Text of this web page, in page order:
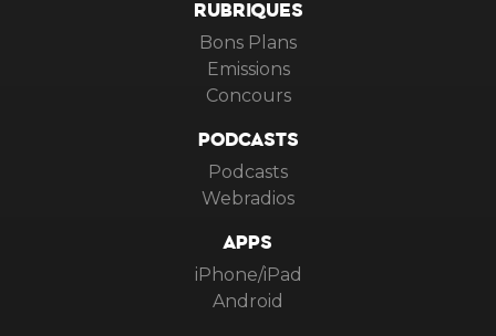
RUBRIQUES
Bons Plans
Emissions
Concours
PODCASTS
Podcasts
Webradios
APPS
iPhone/iPad
Android